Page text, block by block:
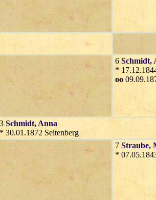
6 Schmidt,
*
oo
3 Schmidt, Anna
* 30.01.1872 Seitenberg
7 Straube,
*